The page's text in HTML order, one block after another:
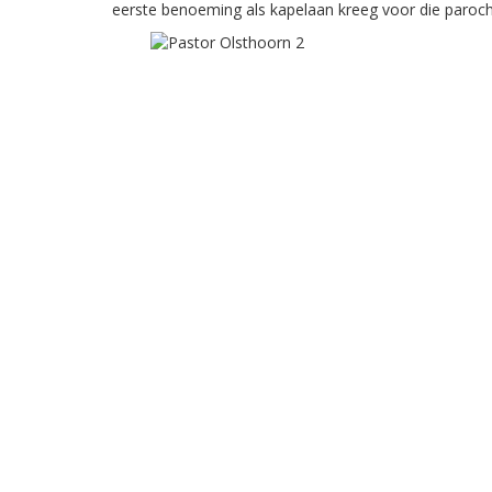
eerste benoeming als kapelaan kreeg voor die